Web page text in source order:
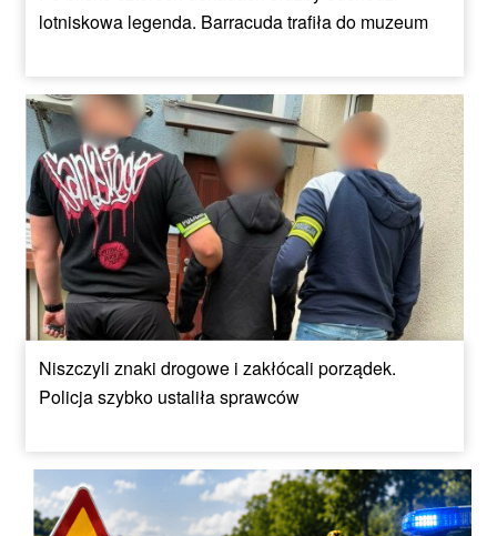
lotniskowa legenda. Barracuda trafiła do muzeum
Niszczyli znaki drogowe i zakłócali porządek.
Policja szybko ustaliła sprawców